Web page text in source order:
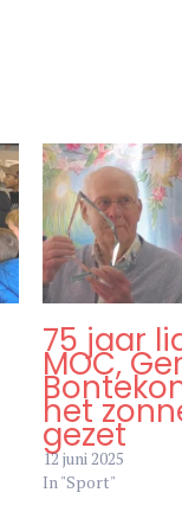
75 jaar
MOC,
het
gezet
12 juni 2025
In "Sport"